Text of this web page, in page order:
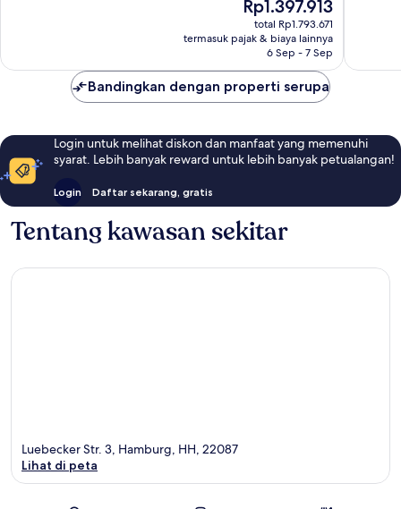
sekarang
Rp1.397.913
Rp1.397.913
total Rp1.793.671
termasuk pajak & biaya lainnya
6 Sep - 7 Sep
Bandingkan dengan properti serupa
Login untuk melihat diskon dan manfaat yang memenuhi
syarat. Lebih banyak reward untuk lebih banyak petualangan!
Login Daftar sekarang, gratis
Tentang kawasan sekitar
Luebecker Str. 3, Hamburg, HH, 22087
Lihat di peta